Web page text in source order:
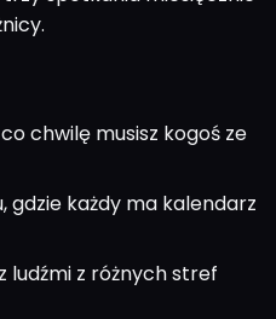
chwilę musisz kogoś ze
gdzie każdy ma kalendarz
ludźmi z różnych stref